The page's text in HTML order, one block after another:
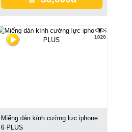
1020
Miếng dán kính cường lực iphone
6 PLUS